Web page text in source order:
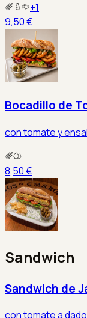
+1
9,50 €
Bocadillo de
con tomate y
8,50 €
Sandwich
Sandwich de
con tomate a